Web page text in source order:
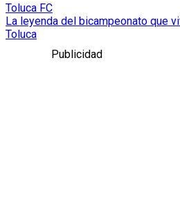
Toluca FC
La leyenda del bicampeonato que
Toluca
Publicidad